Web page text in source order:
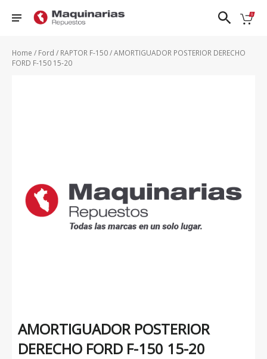
Renault
Suzuki
PATHFINDER
VER TODOS
Home / Ford / RAPTOR F-150/ AMORTIGUADOR POSTERIOR DERECHO
FORD F-150 15-20
AMORTIGUADOR POSTERIOR
DERECHO FORD F-150 15-20